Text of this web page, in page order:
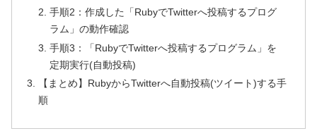
手順2：作成した「RubyでTwitterへ投稿するプログ
ラム」の動作確認
手順3：「RubyでTwitterへ投稿するプログラム」を
定期実行(自動投稿)
【まとめ】RubyからTwitterへ自動投稿(ツイート)する手
順